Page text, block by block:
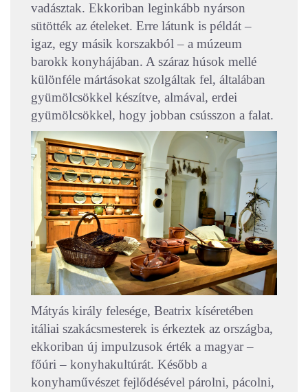
vadásztak. Ekkoriban leginkább nyárson
sütötték az ételeket. Erre látunk is példát –
igaz, egy másik korszakból – a múzeum
barokk konyhájában. A száraz húsok mellé
különféle mártásokat szolgáltak fel, általában
gyümölcsökkel készítve, almával, erdei
gyümölcsökkel, hogy jobban csússzon a falat.
Mátyás király felesége, Beatrix kíséretében
itáliai szakácsmesterek is érkeztek az országba,
ekkoriban új impulzusok érték a magyar –
főúri – konyhakultúrát. Később a
konyhaművészet fejlődésével párolni, pácolni,